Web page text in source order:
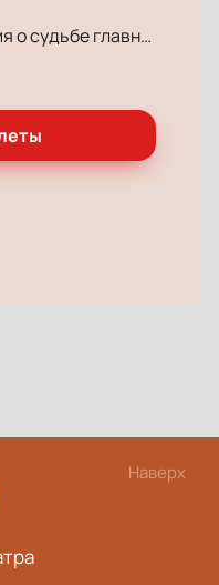
Легкая ироничная комедия о судьбе главного героя-миллионера, который мечтает обрести успех и в личной жизни.
Наверх